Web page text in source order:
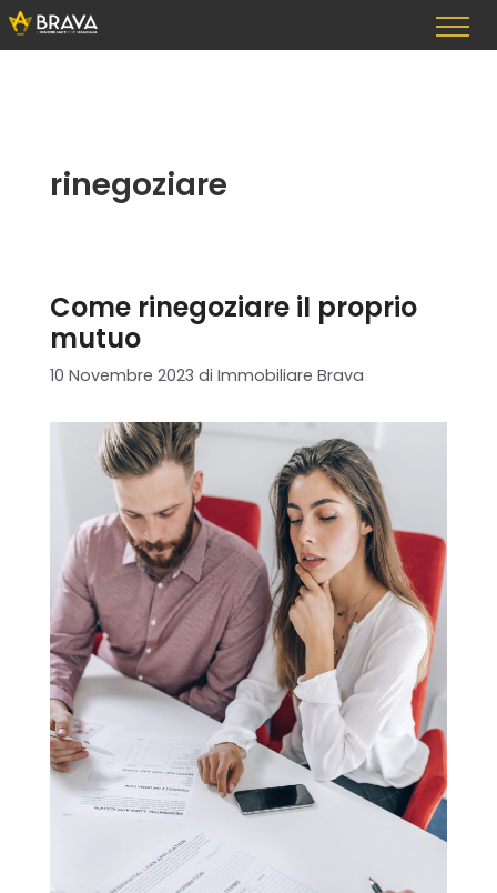
Vai
al
contenuto
rinegoziare
Come rinegoziare il proprio
mutuo
10 Novembre 2023 di Immobiliare Brava